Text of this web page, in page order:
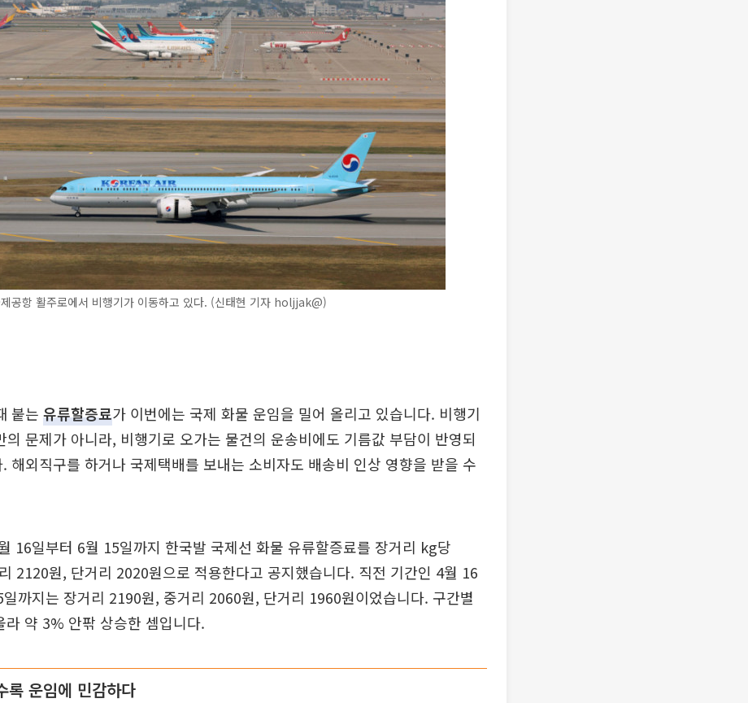
공항 활주로에서 비행기가 이동하고 있다. (신태현 기자 holjjak@)
붙는 유류할증료가 이번에는 국제 화물 운임을 밀어 올리고 있습니다. 비행기
의 문제가 아니라, 비행기로 오가는 물건의 운송비에도 기름값 부담이 반영되
해외직구를 하거나 국제택배를 보내는 소비자도 배송비 인상 영향을 받을 수
16일부터 6월 15일까지 한국발 국제선 화물 유류할증료를 장거리 kg당
2120원, 단거리 2020원으로 적용한다고 공지했습니다. 직전 기간인 4월 16
까지는 장거리 2190원, 중거리 2060원, 단거리 1960원이었습니다. 구간별
라 약 3% 안팎 상승한 셈입니다.
록 운임에 민감하다